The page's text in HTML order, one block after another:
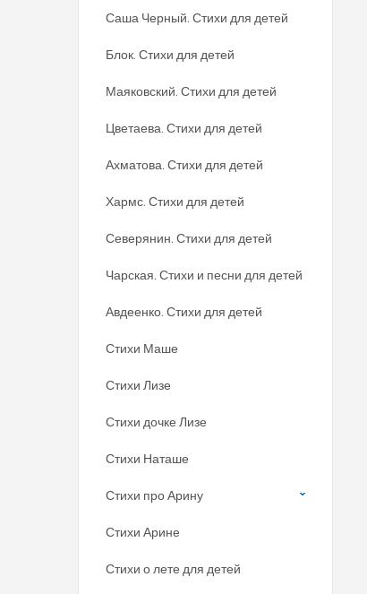
Саша Черный. Стихи для детей
Блок. Стихи для детей
Маяковский. Стихи для детей
Цветаева. Стихи для детей
Ахматова. Стихи для детей
Хармс. Стихи для детей
Северянин. Стихи для детей
Чарская. Стихи и песни для детей
Авдеенко. Стихи для детей
Стихи Маше
Стихи Лизе
Стихи дочке Лизе
Стихи Наташе
Стихи про Арину
Стихи Арине
Стихи о лете для детей